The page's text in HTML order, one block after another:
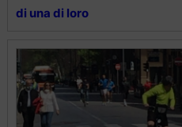
di una di loro